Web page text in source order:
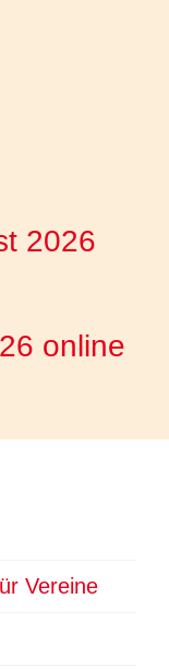
2026
online
Vereine